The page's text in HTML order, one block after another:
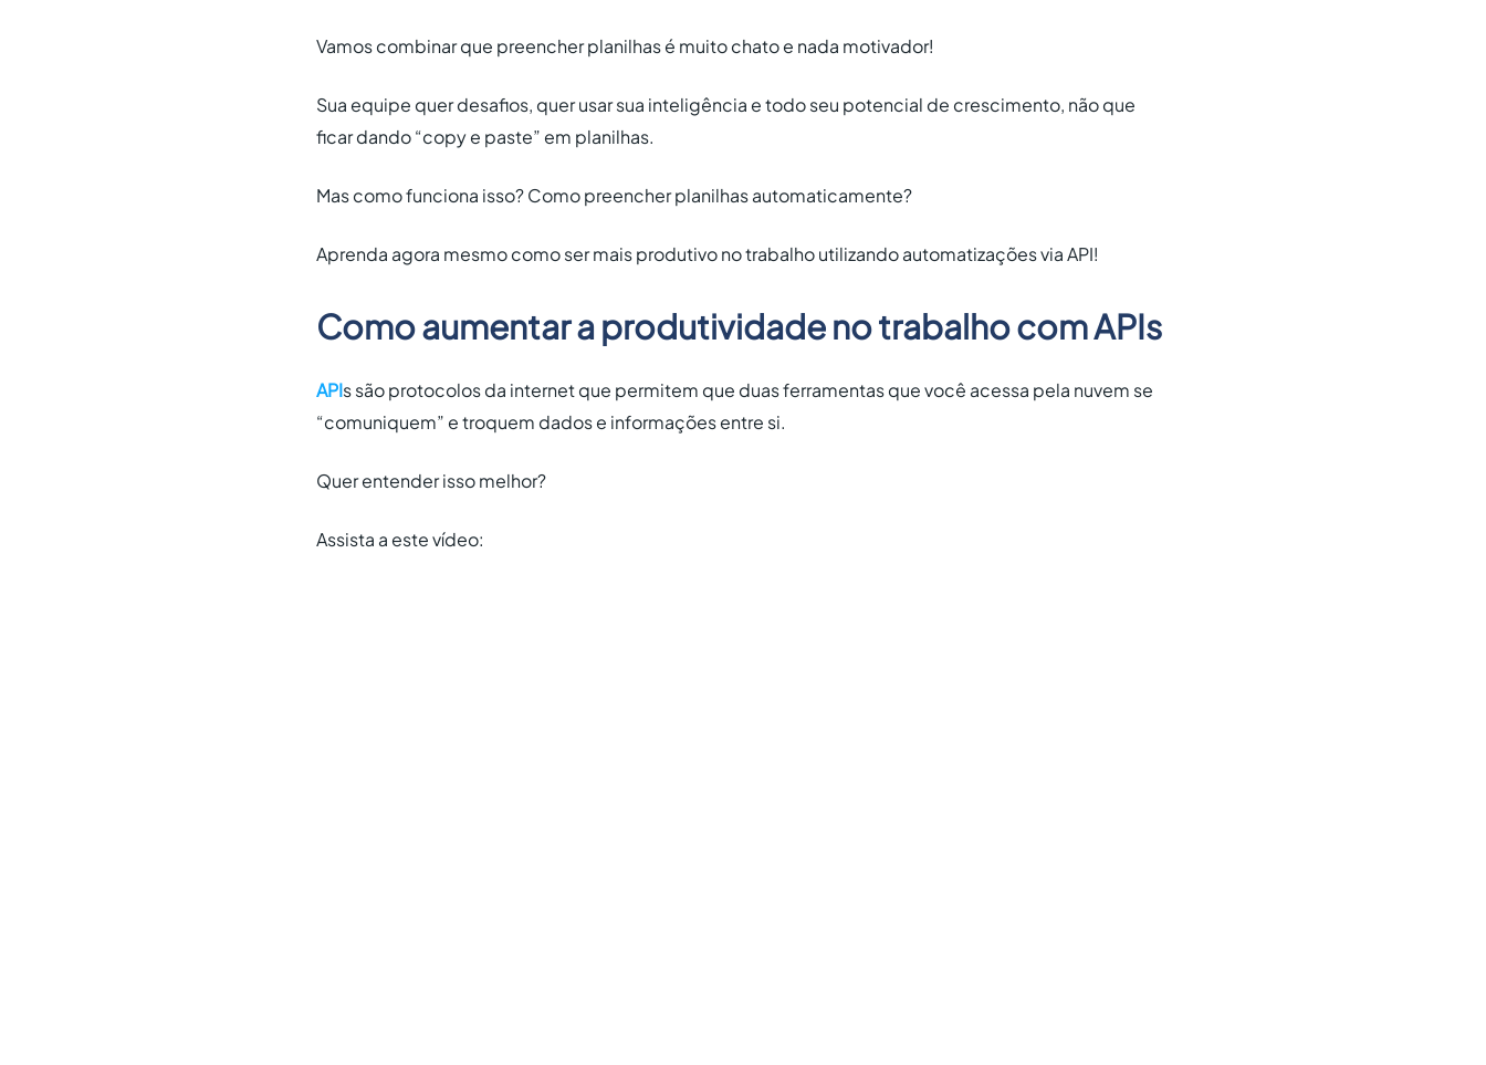
Vamos combinar que preencher planilhas é muito chato e nada motivador!
Sua equipe quer desafios, quer usar sua inteligência e todo seu potencial de crescimento, não que
ficar dando “copy e paste” em planilhas.
Mas como funciona isso? Como preencher planilhas automaticamente?
Aprenda agora mesmo como ser mais produtivo no trabalho utilizando automatizações via API!
Como aumentar a produtividade no trabalho com APIs
APIs são protocolos da internet que permitem que duas ferramentas que você acessa pela nuvem se
“comuniquem” e troquem dados e informações entre si.
Quer entender isso melhor?
Assista a este vídeo: